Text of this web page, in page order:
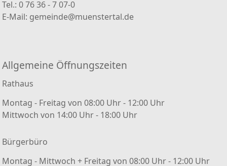
Tel.: 0 76 36 - 7 07-0
E-Mail: gemeinde@muenstertal.de
Allgemeine Öffnungszeiten
Rathaus
Montag - Freitag von 08:00 Uhr - 12:00 Uhr
Mittwoch von 14:00 Uhr - 18:00 Uhr
Bürgerbüro
Montag - Mittwoch + Freitag von 08:00 Uhr - 12:00 Uhr